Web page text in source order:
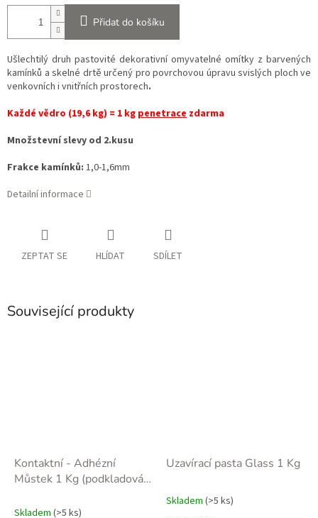
Přidat do košíku
Ušlechtilý druh pastovité dekorativní omyvatelné omítky z barvených
kamínků a skelné drtě určený pro povrchovou úpravu svislých ploch ve
venkovních i vnitřních prostorech.
Každé vědro (19,6 kg) = 1 kg penetrace zdarma
Množstevní slevy od 2.kusu
Frakce kamínků: 1,0-1,6mm
Detailní informace
ZEPTAT SE HLÍDAT SDÍLET
Související produkty
Kontaktní - Adhézní
Můstek 1 Kg (podkladová
Skladem (>5 ks)
Uzavírací pasta Glass 1 Kg
Průměrné
Skladem (>5 ks)